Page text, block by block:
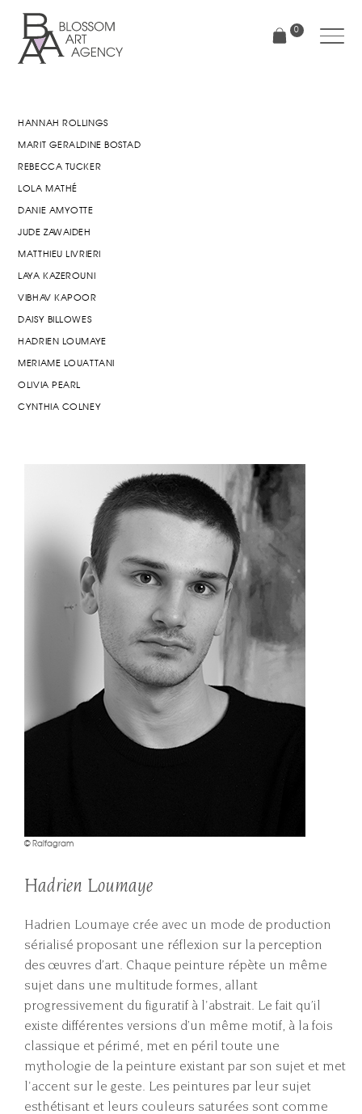
principal
0
HANNAH ROLLINGS
MARIT GERALDINE BOSTAD
REBECCA TUCKER
LOLA MATHÉ
DANIE AMYOTTE
JUDE ZAWAIDEH
MATTHIEU LIVRIERI
LAYA KAZEROUNI
VIBHAV KAPOOR
DAISY BILLOWES
HADRIEN LOUMAYE
MERIAME LOUATTANI
OLIVIA PEARL
CYNTHIA COLNEY
© Ralfagram
Hadrien Loumaye
Hadrien Loumaye crée avec un mode de production
sérialisé proposant une réflexion sur la perception
des œuvres d’art. Chaque peinture répète un même
sujet dans une multitude formes, allant
progressivement du figuratif à l'abstrait. Le fait qu’il
existe différentes versions d’un même motif, à la fois
classique et périmé, met en péril toute une
mythologie de la peinture existant par son sujet et met
l'accent sur le geste. Les peintures par leur sujet
esthétisant et leurs couleurs saturées sont comme